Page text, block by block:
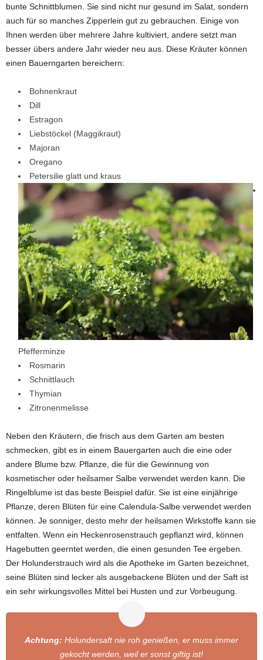
bunte Schnittblumen. Sie sind nicht nur gesund im Salat, sondern
auch für so manches Zipperlein gut zu gebrauchen. Einige von
Ihnen werden über mehrere Jahre kultiviert, andere setzt man
besser übers andere Jahr wieder neu aus. Diese Kräuter können
einen Bauerngarten bereichern:
Bohnenkraut
Dill
Estragon
Liebstöckel (Maggikraut)
Majoran
Oregano
Petersilie glatt und kraus
Pfefferminze
Rosmarin
Schnittlauch
Thymian
Zitronenmelisse
Neben den Kräutern, die frisch aus dem Garten am besten
schmecken, gibt es in einem Bauergarten auch die eine oder
andere Blume bzw. Pflanze, die für die Gewinnung von
kosmetischer oder heilsamer Salbe verwendet werden kann. Die
Ringelblume ist das beste Beispiel dafür. Sie ist eine einjährige
Pflanze, deren Blüten für eine Calendula-Salbe verwendet werden
können. Je sonniger, desto mehr der heilsamen Wirkstoffe kann sie
entfalten. Wenn ein Heckenrosenstrauch gepflanzt wird, können
Hagebutten geerntet werden, die einen gesunden Tee ergeben.
Der Holunderstrauch wird als die Apotheke im Garten bezeichnet,
seine Blüten sind lecker als ausgebackene Blüten und der Saft ist
ein sehr wirkungsvolles Mittel bei Husten und zur Vorbeugung.
Achtung: Holundersaft nie roh genießen, er muss immer
gekocht werden, weil er sonst giftig ist!